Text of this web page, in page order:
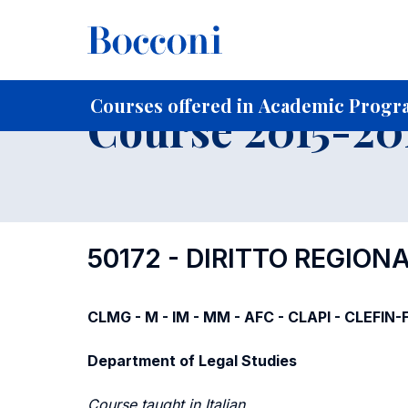
Courses offered in Academic
Home For current Students
Course 2015-
50172 - DIRITTO
CLMG - M - IM - MM - AFC - CLAPI -
Department of Legal Studies
Course taught in Italian